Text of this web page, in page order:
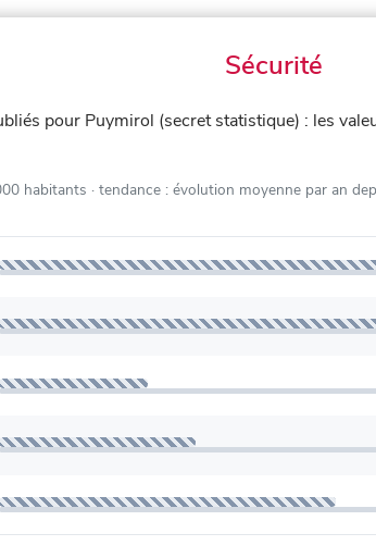
Sécurité
pour Puymirol (secret statistique) : les
habitants · tendance : évolution moyenne par an